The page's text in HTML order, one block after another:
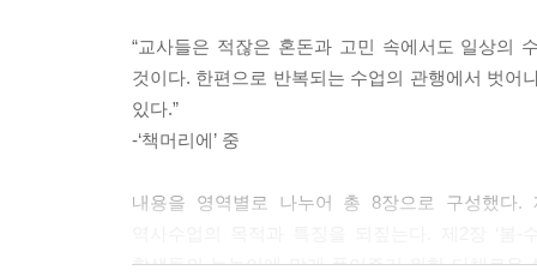
“교사들은 적잖은 혼돈과 고민 속에서도 일상의
것이다. 한편으로 반복되는 수업의 관행에서 벗어
있다.”
-‘책머리에’ 중
내용을 영역별로 나누어 총 8장으로 구성했다.
학생들의 눈높이에 맞게 풀어주기 위한 다채로